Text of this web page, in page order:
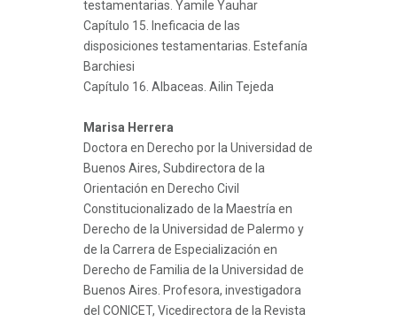
testamentarias. Yamile Yauhar
Capítulo 15. Ineficacia de las
disposiciones testamentarias. Estefanía
Barchiesi
Capítulo 16. Albaceas. Ailin Tejeda
Marisa Herrera
Doctora en Derecho por la Universidad de
Buenos Aires, Subdirectora de la
Orientación en Derecho Civil
Constitucionalizado de la Maestría en
Derecho de la Universidad de Palermo y
de la Carrera de Especialización en
Derecho de Familia de la Universidad de
Buenos Aires. Profesora, investigadora
del CONICET, Vicedirectora de la Revista